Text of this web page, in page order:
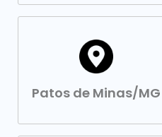
Patos de Minas/MG